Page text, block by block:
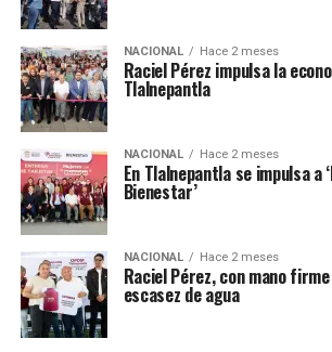
NACIONAL Hace 2 meses
Raciel Pérez impulsa la
Tlalnepantla
NACIONAL Hace 2 meses
En Tlalnepantla se impulsa a
Bienestar’
NACIONAL Hace 2 meses
Raciel Pérez, con mano
escasez de agua